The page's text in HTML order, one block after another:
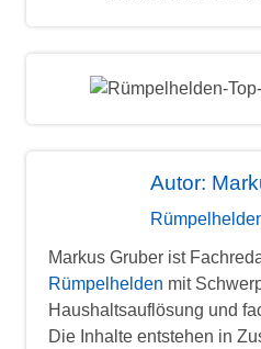
Autor:
Markus Gruber ist
Rümpelhelden mit
Haushaltsauflösung und
Die Inhalte entstehen in